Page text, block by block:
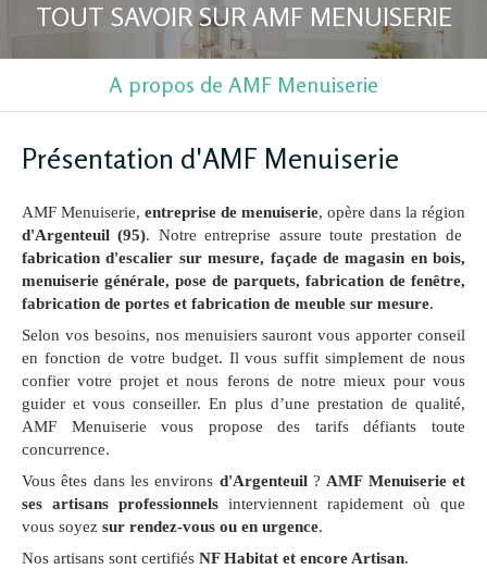
TOUT SAVOIR SUR AMF MENUISERIE
A propos de AMF Menuiserie
Présentation d'AMF Menuiserie
AMF Menuiserie, entreprise de menuiserie, opère dans la région
d'Argenteuil (95). Notre entreprise assure toute prestation de
fabrication d'escalier sur mesure, façade de magasin en bois,
menuiserie générale, pose de parquets, fabrication de fenêtre,
fabrication de portes et fabrication de meuble sur mesure.
Selon vos besoins, nos menuisiers sauront vous apporter conseil
en fonction de votre budget. Il vous suffit simplement de nous
confier votre projet et nous ferons de notre mieux pour vous
guider et vous conseiller. En plus d’une prestation de qualité,
AMF Menuiserie vous propose des tarifs défiants toute
concurrence.
Vous êtes dans les environs d'Argenteuil? AMF Menuiserie et
ses artisans professionnels interviennent rapidement où que
vous soyez sur rendez-vous ou en urgence.
Nos artisans sont certifiés NF Habitat et encore Artisan.